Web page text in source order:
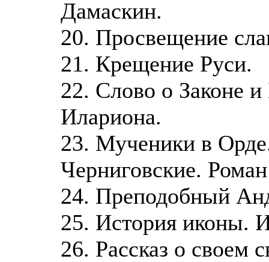
Дамаскин.
20. Просвещение
21. Крещение Руси.
22. Слово о Законе и
Илариона.
23. Мученики в
Черниговские.
24. Преподобный
25. История иконы.
26. Рассказ о своем